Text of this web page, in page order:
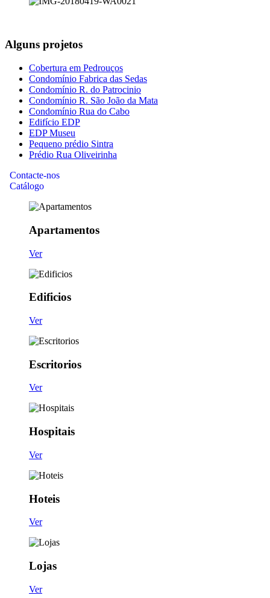
Alguns projetos
Cobertura em Pedrouços
Condomínio Fabrica das Sedas
Condomínio R. do Patrocinio
Condomínio R. São João da Mata
Condomínio Rua do Cabo
Edifício EDP
EDP Museu
Pequeno prédio Sintra
Prédio Rua Oliveirinha
Contacte-nos
Catálogo
Apartamentos
Ver
Edificios
Ver
Escritorios
Ver
Hospitais
Ver
Hoteis
Ver
Lojas
Ver